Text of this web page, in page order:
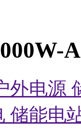
外电源
储能电